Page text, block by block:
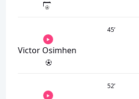
45’
Victor Osimhen
52’